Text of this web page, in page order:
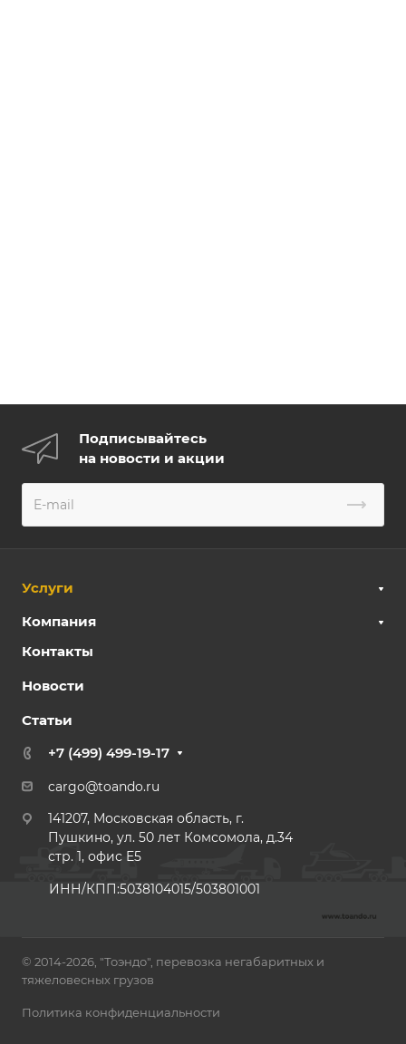
Подписывайтесь
на новости и акции
Услуги
Компания
Контакты
Новости
Статьи
+7 (499) 499-19-17
cargo@toando.ru
141207, Московская область, г.
Пушкино, ул. 50 лет Комсомола, д.34
стр. 1, офис E5
ИНН/КПП:5038104015/503801001
© 2014-2026, "Тоэндо", перевозка негабаритных и
тяжеловесных грузов
Политика конфиденциальности